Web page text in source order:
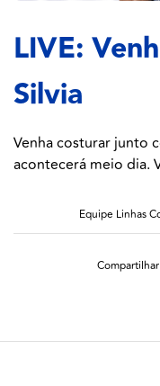
LIVE:
Silvia
Venha costurar junto
acontecerá meio dia.
Equipe Linhas